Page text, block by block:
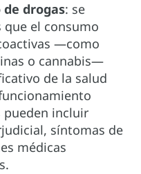
drogas: se
que el consumo
—como
o cannabis—
de la salud
incluir
síntomas de
médicas